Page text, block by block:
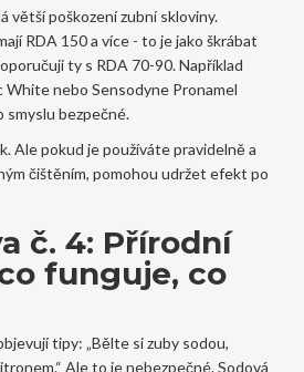
větší poškození zubní skloviny.
RDA 150 a více - to je jako škrábat
ty s RDA 70-90. Například
nebo Sensodyne Pronamel
bezpečné.
Ale pokud je používáte pravidelně a
čištěním, pomohou udržet efekt po
č. 4: Přírodní
funguje, co
tipy: „Bělte si zuby sodou,
Ale to je nebezpečné. Sodová